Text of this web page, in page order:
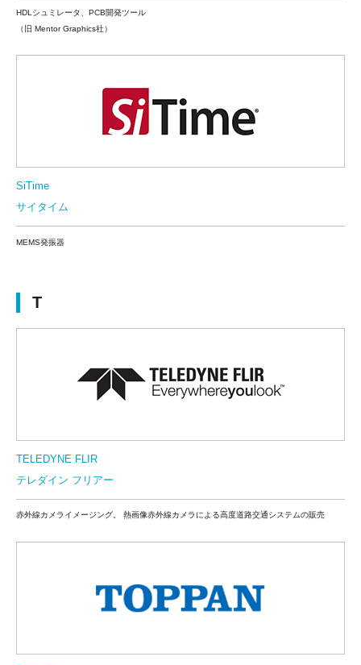
HDLシュミレータ、PCB開発ツール
（旧 Mentor Graphics社）
SiTime
サイタイム
MEMS発振器
T
TELEDYNE FLIR
テレダイン フリアー
赤外線カメライメージング。 熱画像赤外線カメラによる高度道路交通システムの販売